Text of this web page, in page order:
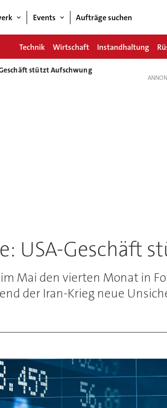
Events Aufträge suchen
Technik Wirtschaft Instandhaltung
stützt Aufschwung
USA-Geschäft
Mai den vierten Monat in
der Iran-Krieg neue